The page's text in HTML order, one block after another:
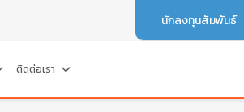
นักลงทุนสัมพันธ์
ติดต่อเรา